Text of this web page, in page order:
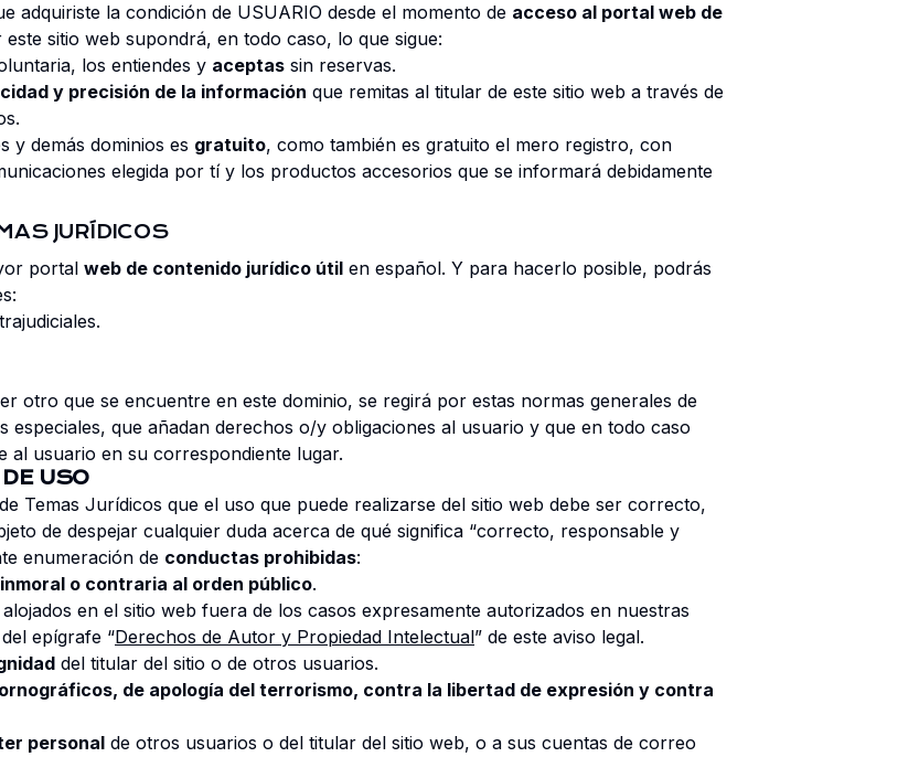
adquiriste la condición de USUARIO desde el momento de acceso al portal web de
sitio web supondrá, en todo caso, lo que sigue:
los entiendes y aceptas sin reservas.
y precisión de la información que remitas al titular de este sitio web a través de
y demás dominios es gratuito, como también es gratuito el mero registro, con
elegida por tí y los productos accesorios que se informará debidamente
JURÍDICOS
portal web de contenido jurídico útil en español. Y para hacerlo posible, podrás
otro que se encuentre en este dominio, se regirá por estas normas generales de
que añadan derechos o/y obligaciones al usuario y que en todo caso
al usuario en su correspondiente lugar.
USO
Temas Jurídicos que el uso que puede realizarse del sitio web debe ser correcto,
de despejar cualquier duda acerca de qué significa “correcto, responsable y
enumeración de conductas prohibidas:
o contraria al orden público.
en el sitio web fuera de los casos expresamente autorizados en nuestras
epígrafe “Derechos de Autor y Propiedad Intelectual” de este aviso legal.
del titular del sitio o de otros usuarios.
de apología del terrorismo, contra la libertad de expresión y contra
personal de otros usuarios o del titular del sitio web, o a sus cuentas de correo